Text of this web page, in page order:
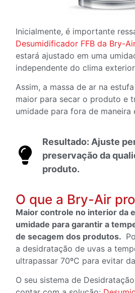
Inicialmente, é importante
Desumidificador FFB da Bry-
estará ajustado em uma
independente do clima
Assim, a massa de ar na
maior para secar o produto e
umidade para fora de maneira
Resultado: Ajuste
preservação da
produto.
O que a Bry-Air
Maior controle no interior da
umidade para garantir a
de secagem dos produtos.
a desidratação de uvas a
ultrapassar 70ºC para evitar
O seu sistema de